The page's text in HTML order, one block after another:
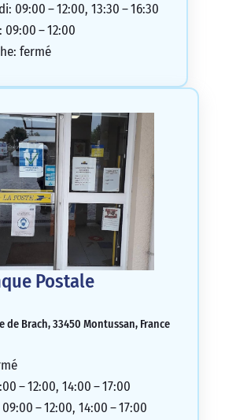
09:00 – 12:00, 13:30 – 16:30
09:00 – 12:00
fermé
Postale
de Brach, 33450 Montussan, France
– 12:00, 14:00 – 17:00
– 12:00, 14:00 – 17:00